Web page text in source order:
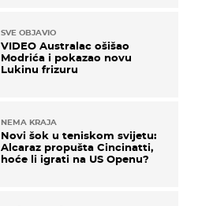
SVE OBJAVIO
VIDEO Australac ošišao
Modrića i pokazao novu
Lukinu frizuru
NEMA KRAJA
Novi šok u teniskom svijetu:
Alcaraz propušta Cincinatti,
hoće li igrati na US Openu?